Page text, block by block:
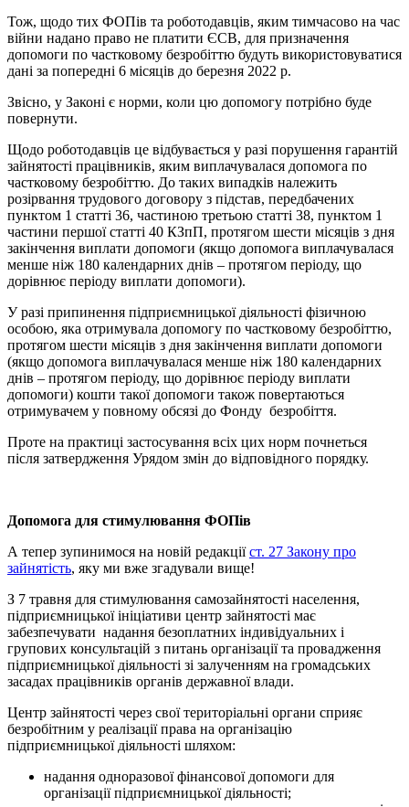
Тож, щодо тих ФОПів та роботодавців, яким тимчасово на час
війни надано право не платити ЄСВ, для призначення
допомоги по частковому безробіттю будуть використовуватися
дані за попередні 6 місяців до березня 2022 р.
Звісно, у Законі є норми, коли цю допомогу потрібно буде
повернути.
Щодо роботодавців це відбувається у разі порушення гарантій
зайнятості працівників, яким виплачувалася допомога по
частковому безробіттю. До таких випадків належить
розірвання трудового договору з підстав, передбачених
пунктом 1 статті 36, частиною третьою статті 38, пунктом 1
частини першої статті 40 КЗпП, протягом шести місяців з дня
закінчення виплати допомоги (якщо допомога виплачувалася
менше ніж 180 календарних днів – протягом періоду, що
дорівнює періоду виплати допомоги).
У разі припинення підприємницької діяльності фізичною
особою, яка отримувала допомогу по частковому безробіттю,
протягом шести місяців з дня закінчення виплати допомоги
(якщо допомога виплачувалася менше ніж 180 календарних
днів – протягом періоду, що дорівнює періоду виплати
допомоги) кошти такої допомоги також повертаються
отримувачем у повному обсязі до Фонду безробіття.
Проте на практиці застосування всіх цих норм почнеться
після затвердження Урядом змін до відповідного порядку.
Допомога для стимулювання ФОПів
А тепер зупинимося на новій редакціїст. 27 Закону про
зайнятість, яку ми вже згадували вище!
З 7 травня для стимулювання самозайнятості населення,
підприємницької ініціативи центр зайнятості має
забезпечувати надання безоплатних індивідуальних і
групових консультацій з питань організації та провадження
підприємницької діяльності зі залученням на громадських
засадах працівників органів державної влади.
Центр зайнятості через свої територіальні органи сприяє
безробітним у реалізації права на організацію
підприємницької діяльності шляхом:
надання одноразової фінансової допомоги для
організації підприємницької діяльності;